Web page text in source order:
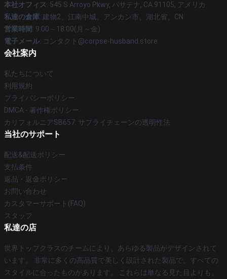
本社オフィス: 545 S Arroyo Pkwy, パサデナ, CA 91105, アメリカ
私達の倉庫: 建物2、江南中城、アンカン市、湖北省、CN
営業時間: 9:00～18:00(月～金)
電子メール: コンタクト@corpse-husband.store
会社案内
私たちについて
利用規約
プライバシーポリシー
DMCA - 著作権ポリシー
カリフォルニアSB657: サプライチェーンの透明性法
当社のサポート
配送&配送ポリシー
支払条件
返品・返金ポリシー
お問い合わせ
カスタマーサポート(FAQ)
スタッフ
私達の店
世界トップクラスのチームにより、あらゆる製品がデザインされて
います。 非常に多くの高品質で美しく設計された製品で、すべての
スタイルに合ったものがあります。 これらは単なる見た目よりも、